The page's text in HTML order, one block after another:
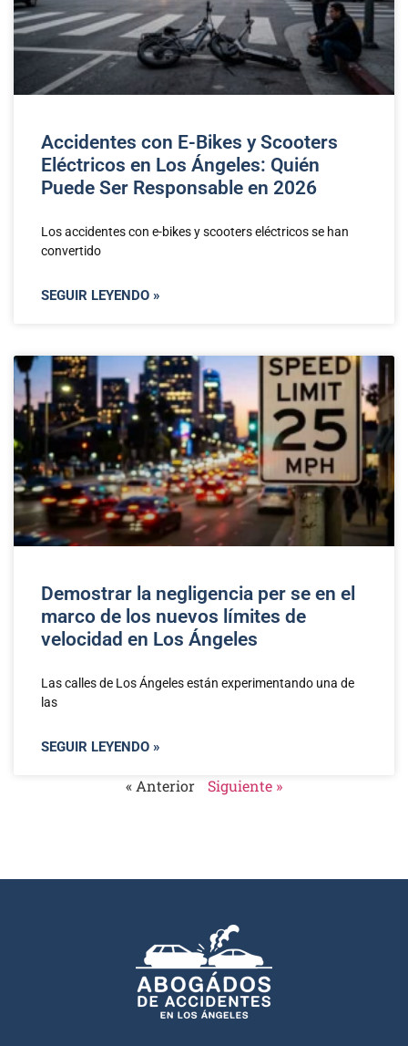
Accidentes con E-Bikes y Scooters
Eléctricos en Los Ángeles: Quién
Puede Ser Responsable en 2026
Los accidentes con e-bikes y scooters eléctricos se han
convertido
SEGUIR LEYENDO »
Demostrar la negligencia per se en el
marco de los nuevos límites de
velocidad en Los Ángeles
Las calles de Los Ángeles están experimentando una de
las
SEGUIR LEYENDO »
« Anterior Siguiente »